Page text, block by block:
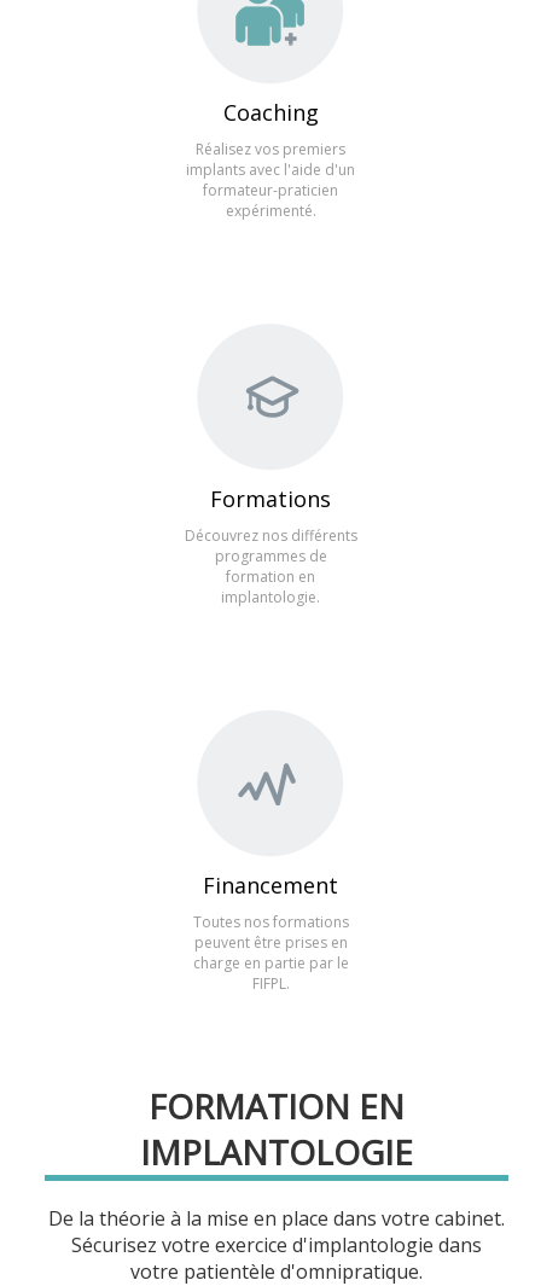
Coaching
Réalisez vos premiers
implants avec l'aide d'un
formateur-praticien
expérimenté.
Formations
Découvrez nos différents
programmes de
formation en
implantologie.
Financement
Toutes nos formations
peuvent être prises en
charge en partie par le
FIFPL.
FORMATION EN
IMPLANTOLOGIE
De la théorie à la mise en place dans votre cabinet.
Sécurisez votre exercice d'implantologie dans
votre patientèle d'omnipratique.